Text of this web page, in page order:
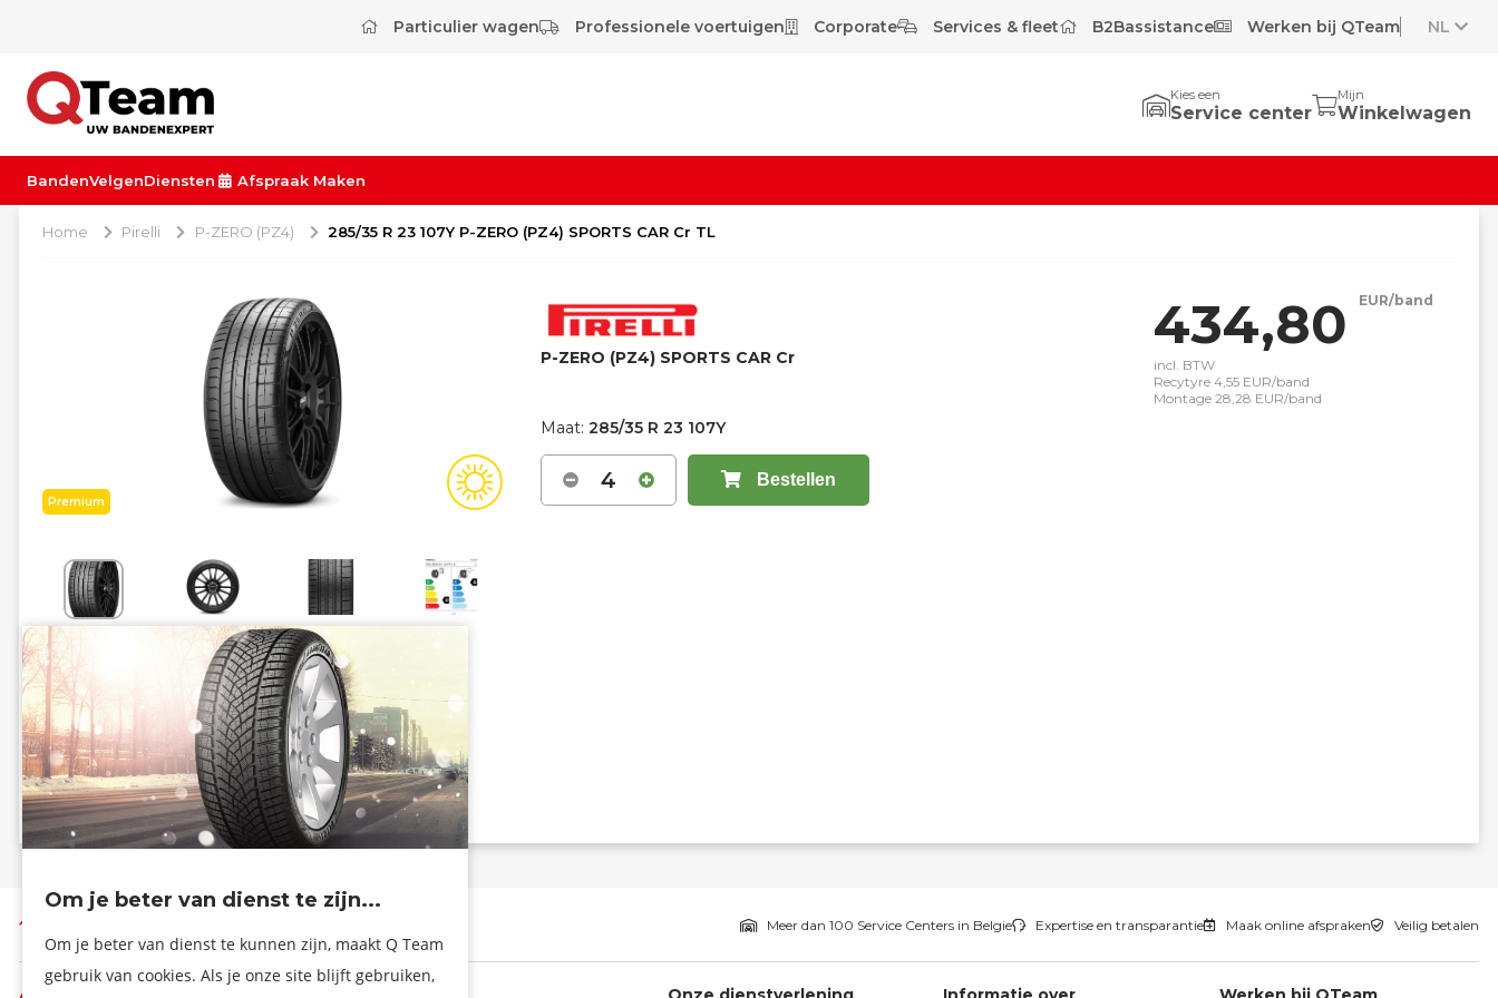
Om je beter van dienst te zijn...
Om je beter van dienst te kunnen zijn, maakt Q Team
gebruik van cookies. Als je onze site blijft gebruiken,
Particulier wagen Professionele voertuigen Corporate Services & fleet B2Bassistance Werken bij QTeam NL
Kies een
Service center
Mijn
Winkelwagen
BandenVelgenDiensten Afspraak Maken
Home Pirelli P-ZERO (PZ4) 285/35 R 23 107Y P-ZERO (PZ4) SPORTS CAR Cr TL
Premium
D Energiezuinig A
B - 73 dB
Info eprel
P-ZERO (PZ4) SPORTS CAR Cr
434,80 EUR/band
incl. BTW
Recytyre 4,55 EUR/band
Montage 28,28 EUR/band
Maat:285/35 R 23 107Y
4 Bestellen
Meer dan 100 Service Centers in Belgie Expertise en transparantie Maak online afspraken Veilig betalen